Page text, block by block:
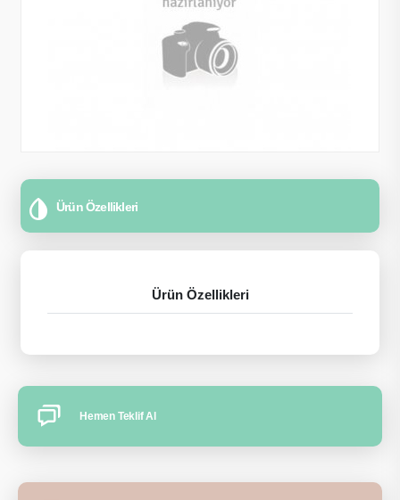
Ürün Özellikleri
Ürün Özellikleri
Hemen Teklif Al